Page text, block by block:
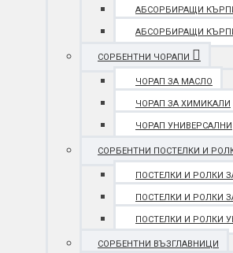
АБСОРБИРАЩИ
АБСОРБИРАЩИ
СОРБЕНТНИ ЧОРАПИ
ЧОРАП ЗА МАСЛО
ЧОРАП ЗА ХИМИКАЛИ
ЧОРАП УНИВЕРСАЛНИ
СОРБЕНТНИ ПОСТЕЛКИ И
ПОСТЕЛКИ И РОЛКИ
ПОСТЕЛКИ И РОЛКИ
ПОСТЕЛКИ И РОЛКИ
СОРБЕНТНИ ВЪЗГЛАВНИЦИ